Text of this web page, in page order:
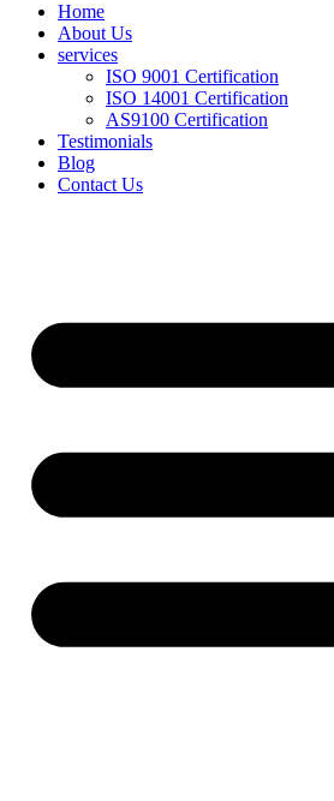
Home
About Us
services
ISO 9001 Certification
ISO 14001 Certification
AS9100 Certification
Testimonials
Blog
Contact Us